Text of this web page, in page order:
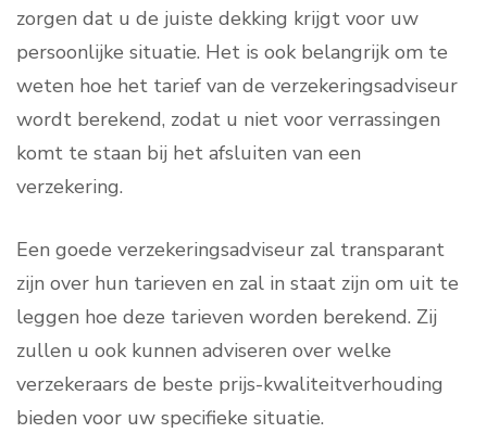
zorgen dat u de juiste dekking krijgt voor uw
persoonlijke situatie. Het is ook belangrijk om te
weten hoe het tarief van de verzekeringsadviseur
wordt berekend, zodat u niet voor verrassingen
komt te staan ​​bij het afsluiten van een
verzekering.
Een goede verzekeringsadviseur zal transparant
zijn over hun tarieven en zal in staat zijn om uit te
leggen hoe deze tarieven worden berekend. Zij
zullen u ook kunnen adviseren over welke
verzekeraars de beste prijs-kwaliteitverhouding
bieden voor uw specifieke situatie.